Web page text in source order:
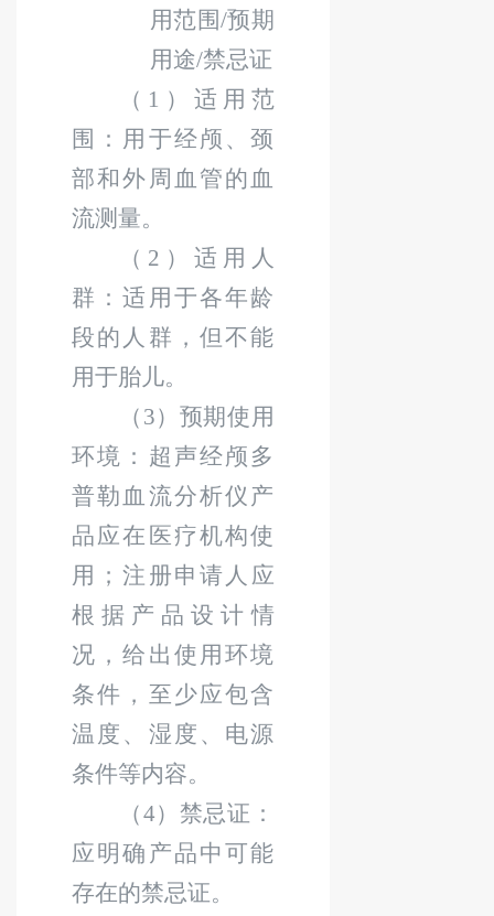
用范围/预期
用途/禁忌证
（ 1 ）适用范
围：用于经颅、颈
部和外周血管的血
流测量。
（ 2 ）适用人
群：适用于各年龄
段的人群，但不能
用于胎儿。
（ 3）预期使用
环境：超声经颅多
普勒血流分析仪产
品应在医疗机构使
用；注册申请人应
根据产品设计情
况，给出使用环境
条件，至少应包含
温度、湿度、电源
条件等内容。
（4）禁忌证 ：
应明确产品中可能
存在的禁忌证。